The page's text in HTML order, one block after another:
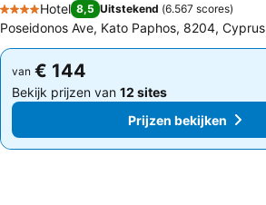
4 Sterren
Hotel 8,5 Uitstekend (6.567 scores)
Poseidonos Ave, Kato Paphos, 8204, Cyprus
van € 144
Bekijk prijzen van 12 sites
Prijzen bekijken
van € 144
Bekijk prijzen van 12 sites
Prijzen bekijken